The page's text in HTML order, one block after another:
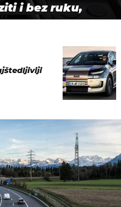
i bez ruku,